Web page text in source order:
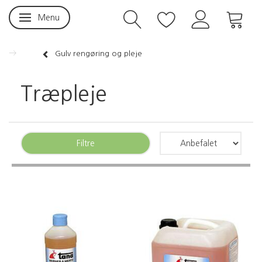
Skifte navigation
Menu
Gulv rengøring og pleje
Træpleje
Filtre